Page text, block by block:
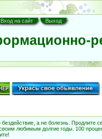
Вход на сайт Выход
а не болезнь. Продлите
любимым долгие годы. 100